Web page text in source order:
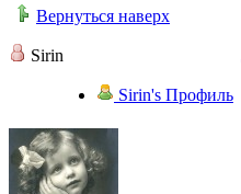
Вернуться наверх
Sirin
Sirin's Профиль